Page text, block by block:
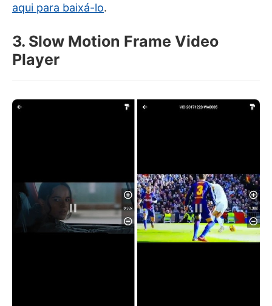
aqui para baixá-lo.
3. Slow Motion Frame Video
Player